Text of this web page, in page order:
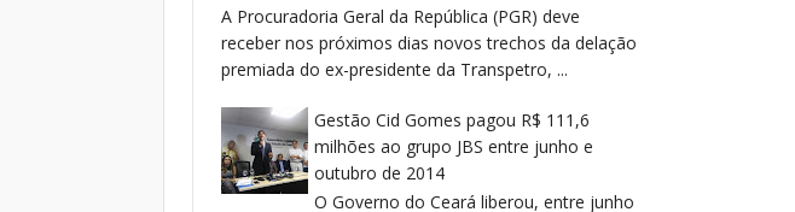
A Procuradoria Geral da República (PGR) deve
receber nos próximos dias novos trechos da delação
premiada do ex-presidente da Transpetro, ...
Gestão Cid Gomes pagou R$ 111,6
milhões ao grupo JBS entre junho e
outubro de 2014
O Governo do Ceará liberou, entre junho